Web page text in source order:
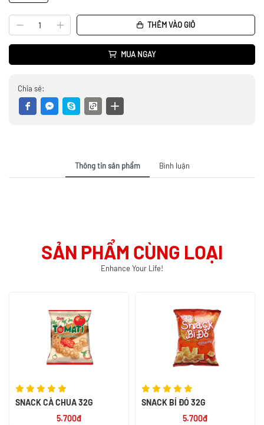
THÊM VÀO GIỎ
MUA NGAY
Chia sẻ:
Thông tin sản phẩm Bình luận
SẢN PHẨM CÙNG LOẠI
Enhance Your Life!
SNACK CÀ CHUA 32G
5.700đ
SNACK BÍ ĐỎ 32G
5.700đ